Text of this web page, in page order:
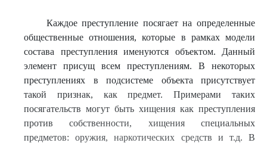
Каждое преступление посягает на определенные
общественные отношения, которые в рамках модели
состава преступления именуются объектом. Данный
элемент присущ всем преступлениям. В некоторых
преступлениях в подсистеме объекта присутствует
такой признак, как предмет. Примерами таких
посягательств могут быть хищения как преступления
против собственности, хищения специальных
предметов: оружия, наркотических средств и т.д. В